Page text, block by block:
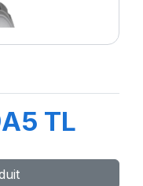
TL